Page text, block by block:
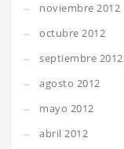
noviembre 2012
octubre 2012
septiembre 2012
agosto 2012
mayo 2012
abril 2012